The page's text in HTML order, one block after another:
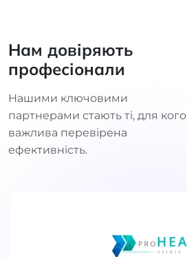
Нам довіряють
професіонали
Нашими ключовими
партнерами стають ті, для кого
важлива перевірена
ефективність.